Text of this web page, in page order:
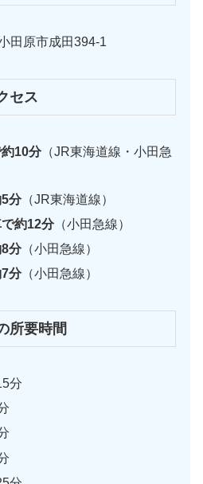
田原市成田394-1
セス
10分（JR東海道線・小田急
分（JR東海道線）
約12分（小田急線）
分（小田急線）
分（小田急線）
所要時間
分